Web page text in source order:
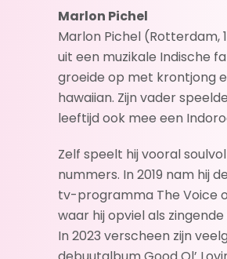
Marlon Pichel
Marlon Pichel (Rotterdam,
uit een muzikale Indische
groeide op met krontjong
hawaiian. Zijn vader
leeftijd ook mee een
Zelf speelt hij vooral
nummers. In 2019 nam hij
tv-programma The Voice
waar hij opviel als
In 2023 verscheen zijn